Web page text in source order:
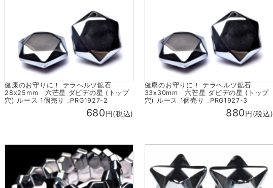
健康のお守りに！ テラヘルツ鉱石
28x25mm 六芒星 ダビデの星 (トップ
穴) ルース 1個売り _PRG1927-2
680円(税込)
健康のお守りに！ テラヘルツ鉱石
33x30mm 六芒星 ダビデの星 (トップ
穴) ルース 1個売り _PRG1927-3
880円(税込)